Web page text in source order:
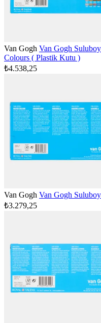
Van Gogh Van Gogh
Colours ( Plastik Kutu )
₺4.538,25
Van Gogh Van Gogh
₺3.279,25